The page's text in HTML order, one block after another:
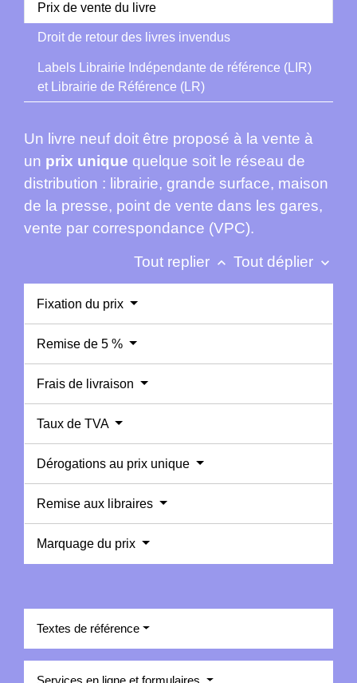
Prix de vente du livre
Droit de retour des livres invendus
Labels Librairie Indépendante de référence (LIR)
et Librairie de Référence (LR)
Un livre neuf doit être proposé à la vente à
un prix unique quelque soit le réseau de
distribution : librairie, grande surface, maison
de la presse, point de vente dans les gares,
vente par correspondance (VPC).
Tout replier keyboard_arrow_up Tout déplier keyboard_arrow_down
Fixation du prix
Remise de 5 %
Frais de livraison
Taux de TVA
Dérogations au prix unique
Remise aux libraires
Marquage du prix
Textes de référence